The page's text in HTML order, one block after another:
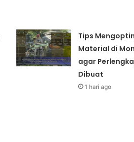
Tips
Material di
agar
Dibuat
1 hari ago